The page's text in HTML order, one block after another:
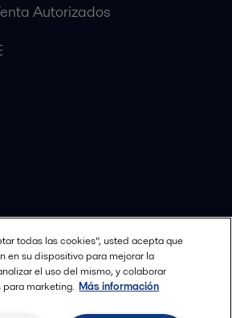
Autorizados
todas las cookies”, usted acepta que
en su dispositivo para mejorar la
el uso del mismo, y colaborar
marketing. Más información